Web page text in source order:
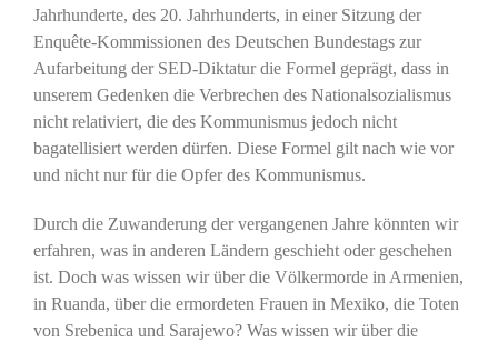
Jahrhunderte, des 20. Jahrhunderts, in einer Sitzung der
Enquête-Kommissionen des Deutschen Bundestags zur
Aufarbeitung der SED-Diktatur die Formel geprägt, dass in
unserem Gedenken die Verbrechen des Nationalsozialismus
nicht relativiert, die des Kommunismus jedoch nicht
bagatellisiert werden dürfen. Diese Formel gilt nach wie vor
und nicht nur für die Opfer des Kommunismus.
Durch die Zuwanderung der vergangenen Jahre könnten wir
erfahren, was in anderen Ländern geschieht oder geschehen
ist. Doch was wissen wir über die Völkermorde in Armenien,
in Ruanda, über die ermordeten Frauen in Mexiko, die Toten
von Srebenica und Sarajewo? Was wissen wir über die